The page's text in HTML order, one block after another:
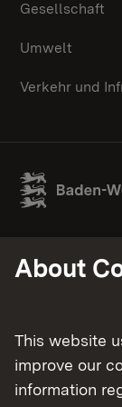
Gesellschaft
Umwelt
Verkehr und
About
This website
improve our
information